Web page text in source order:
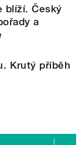
blíží. Český
a
Krutý příběh